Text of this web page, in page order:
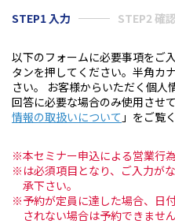
STEP1 入力 STEP2 確認
以下のフォームに必要事項をご
タンを押してください。半角カ
さい。 お客様からいただく個人
回答に必要な場合のみ使用させ
情報の取扱いについて 」をご覧
※本セミナー申込による営業行
※は必須項目となり、ご入力が
承下さい。
※予約が定員に達した場合、日
されない場合は予約できませ